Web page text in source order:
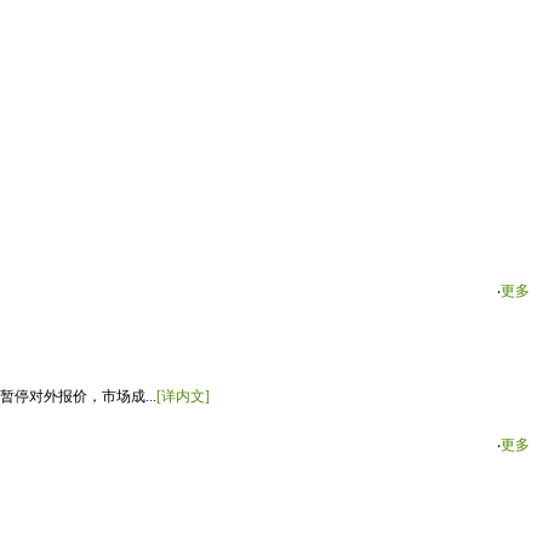
‧更多
停对外报价，市场成...[详内文]
‧更多